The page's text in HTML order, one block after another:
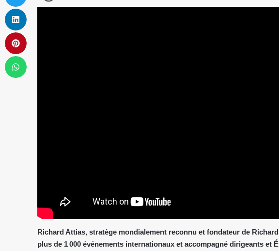
Richard Attias, stratège mondialement reconnu et fondateur de
plus de 1 000 événements internationaux et accompagné dirigeants et